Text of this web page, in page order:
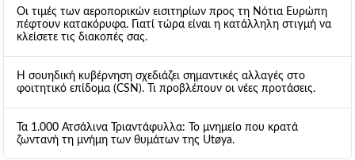
Οι τιμές των αεροπορικών εισιτηρίων προς τη Νότια Ευρώπη
πέφτουν κατακόρυφα. Γιατί τώρα είναι η κατάλληλη στιγμή να
κλείσετε τις διακοπές σας.
Η σουηδική κυβέρνηση σχεδιάζει σημαντικές αλλαγές στο
φοιτητικό επίδομα (CSN). Τι προβλέπουν οι νέες προτάσεις.
Τα 1.000 Ατσάλινα Τριαντάφυλλα: Το μνημείο που κρατά
ζωντανή τη μνήμη των θυμάτων της Utøya.